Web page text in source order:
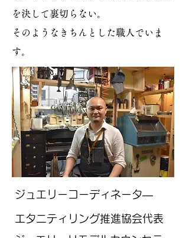
を決して裏切らない。
そのようなきちんとした職人でいま
す。
​ジュエリーコーディネータ―
​エタニティリング推進協会代表